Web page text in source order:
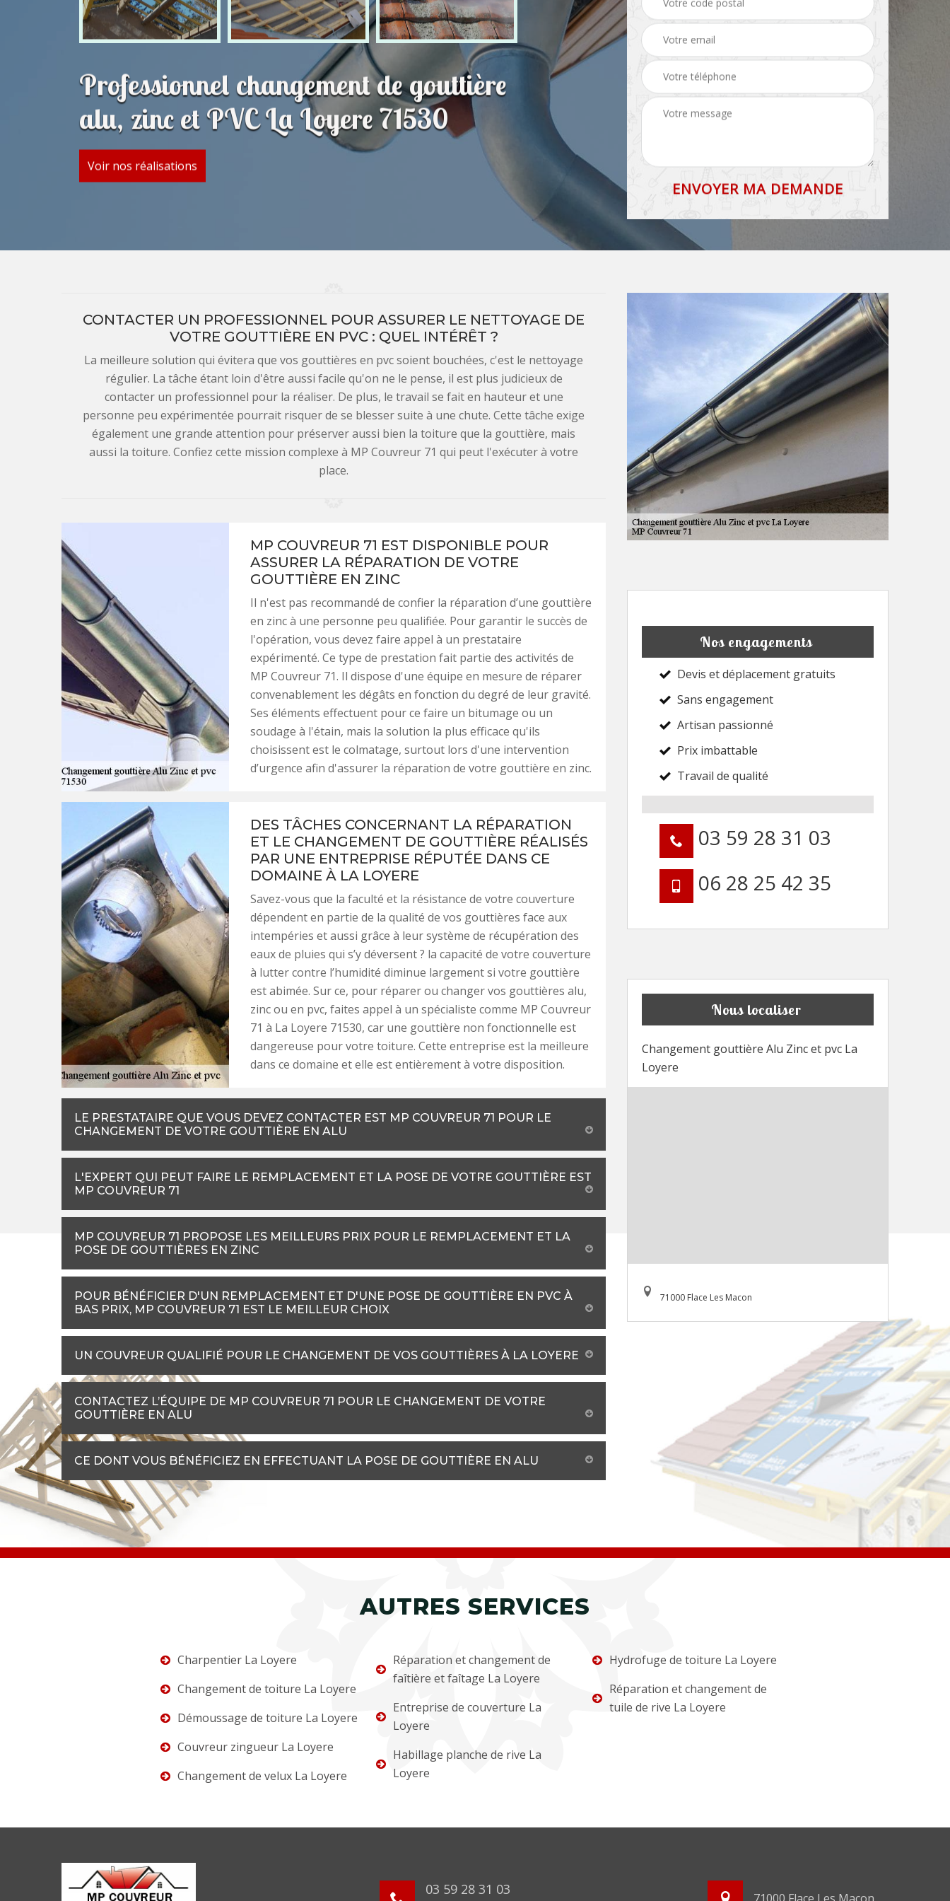
Professionnel changement de gouttière
alu, zinc et PVC La Loyere 71530
Voir nos réalisations
CONTACTER UN PROFESSIONNEL POUR ASSURER LE NETTOYAGE DE
VOTRE GOUTTIÈRE EN PVC : QUEL INTÉRÊT ?
La meilleure solution qui évitera que vos gouttières en pvc soient bouchées, c'est le nettoyage
régulier. La tâche étant loin d'être aussi facile qu'on ne le pense, il est plus judicieux de
contacter un professionnel pour la réaliser. De plus, le travail se fait en hauteur et une
personne peu expérimentée pourrait risquer de se blesser suite à une chute. Cette tâche exige
également une grande attention pour préserver aussi bien la toiture que la gouttière, mais
aussi la toiture. Confiez cette mission complexe à MP Couvreur 71 qui peut l'exécuter à votre
place.
MP COUVREUR 71 EST DISPONIBLE POUR
ASSURER LA RÉPARATION DE VOTRE
GOUTTIÈRE EN ZINC
Il n'est pas recommandé de confier la réparation d’une gouttière
en zinc à une personne peu qualifiée. Pour garantir le succès de
l'opération, vous devez faire appel à un prestataire
expérimenté. Ce type de prestation fait partie des activités de
MP Couvreur 71. Il dispose d'une équipe en mesure de réparer
convenablement les dégâts en fonction du degré de leur gravité.
Ses éléments effectuent pour ce faire un bitumage ou un
soudage à l'étain, mais la solution la plus efficace qu'ils
choisissent est le colmatage, surtout lors d'une intervention
d’urgence afin d'assurer la réparation de votre gouttière en zinc.
DES TÂCHES CONCERNANT LA RÉPARATION
ET LE CHANGEMENT DE GOUTTIÈRE RÉALISÉS
PAR UNE ENTREPRISE RÉPUTÉE DANS CE
DOMAINE À LA LOYERE
Savez-vous que la faculté et la résistance de votre couverture
dépendent en partie de la qualité de vos gouttières face aux
intempéries et aussi grâce à leur système de récupération des
eaux de pluies qui s’y déversent ? la capacité de votre couverture
à lutter contre l’humidité diminue largement si votre gouttière
est abimée. Sur ce, pour réparer ou changer vos gouttières alu,
zinc ou en pvc, faites appel à un spécialiste comme MP Couvreur
71 à La Loyere 71530, car une gouttière non fonctionnelle est
dangereuse pour votre toiture. Cette entreprise est la meilleure
dans ce domaine et elle est entièrement à votre disposition.
LE PRESTATAIRE QUE VOUS DEVEZ CONTACTER EST MP COUVREUR 71 POUR LE
CHANGEMENT DE VOTRE GOUTTIÈRE EN ALU
L'EXPERT QUI PEUT FAIRE LE REMPLACEMENT ET LA POSE DE VOTRE GOUTTIÈRE EST
MP COUVREUR 71
MP COUVREUR 71 PROPOSE LES MEILLEURS PRIX POUR LE REMPLACEMENT ET LA
POSE DE GOUTTIÈRES EN ZINC
POUR BÉNÉFICIER D'UN REMPLACEMENT ET D'UNE POSE DE GOUTTIÈRE EN PVC À
BAS PRIX, MP COUVREUR 71 EST LE MEILLEUR CHOIX
UN COUVREUR QUALIFIÉ POUR LE CHANGEMENT DE VOS GOUTTIÈRES À LA LOYERE
CONTACTEZ L’ÉQUIPE DE MP COUVREUR 71 POUR LE CHANGEMENT DE VOTRE
GOUTTIÈRE EN ALU
CE DONT VOUS BÉNÉFICIEZ EN EFFECTUANT LA POSE DE GOUTTIÈRE EN ALU
Nos engagements
Devis et déplacement gratuits
Sans engagement
Artisan passionné
Prix imbattable
Travail de qualité
03 59 28 31 03
06 28 25 42 35
Nous localiser
Changement gouttière Alu Zinc et pvc La
Loyere
71000 Flace Les Macon
AUTRES SERVICES
Charpentier La Loyere
Changement de toiture La Loyere
Démoussage de toiture La Loyere
Couvreur zingueur La Loyere
Changement de velux La Loyere
Réparation et changement de
faîtière et faîtage La Loyere
Entreprise de couverture La
Loyere
Habillage planche de rive La
Loyere
Hydrofuge de toiture La Loyere
Réparation et changement de
tuile de rive La Loyere
03 59 28 31 03